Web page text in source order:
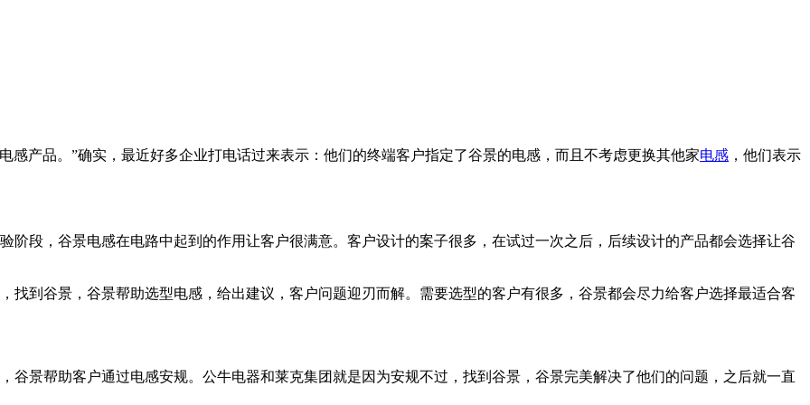
感产品。”确实，最近好多企业打电话过来表示：他们的终端客户指定了谷景的电感，而且不考虑更换其他家电感 ，他们表示
阶段，谷景电感在电路中起到的作用让客户很满意。客户设计的案子很多，在试过一次之后，后续设计的产品都会选择让谷
找到谷景，谷景帮助选型电感，给出建议，客户问题迎刃而解。需要选型的客户有很多，谷景都会尽力给客户选择最适合客
谷景帮助客户通过电感安规。公牛电器和莱克集团就是因为安规不过，找到谷景，谷景完美解决了他们的问题，之后就一直